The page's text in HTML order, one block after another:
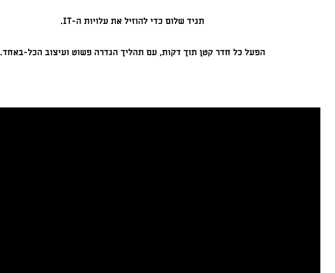
תגיד שלום כדי להוזיל את עלויות ה-IT.
הפעל כל חדר קטן תוך דקות, עם תהליך הגדרה פשוט ועיצוב הכל-באחד.